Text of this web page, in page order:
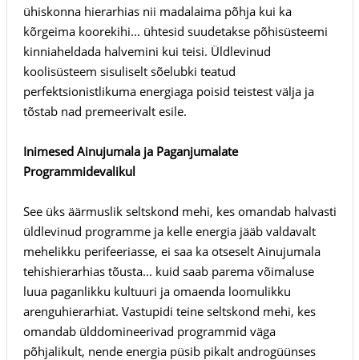
ühiskonna hierarhias nii madalaima põhja kui ka
kõrgeima koorekihi... ühtesid suudetakse põhisüsteemi
kinniaheldada halvemini kui teisi. Üldlevinud
koolisüsteem sisuliselt sõelubki teatud
perfektsionistlikuma energiaga poisid teistest välja ja
tõstab nad premeerivalt esile.
Inimesed Ainujumala ja Paganjumalate
Programmidevalikul
See üks äärmuslik seltskond mehi, kes omandab halvasti
üldlevinud programme ja kelle energia jääb valdavalt
mehelikku perifeeriasse, ei saa ka otseselt Ainujumala
tehishierarhias tõusta... kuid saab parema võimaluse
luua paganlikku kultuuri ja omaenda loomulikku
arenguhierarhiat. Vastupidi teine seltskond mehi, kes
omandab ülddomineerivad programmid väga
põhjalikult, nende energia püsib pikalt androgüünses